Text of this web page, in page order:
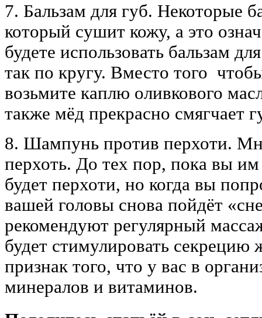
7. Бальзам для губ. Некоторые
который сушит кожу, а это
будете использовать бальзам
так по кругу. Вместо того
возьмите каплю оливкового
также мёд прекрасно смягчает
8. Шампунь против перхоти.
перхоть. До тех пор, пока вы им
будет перхоти, но когда вы
вашей головы снова пойдёт
рекомендуют регулярный
будет стимулировать
признак того, что у вас в
минералов и витаминов.